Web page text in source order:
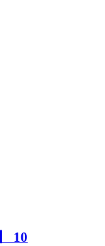
10